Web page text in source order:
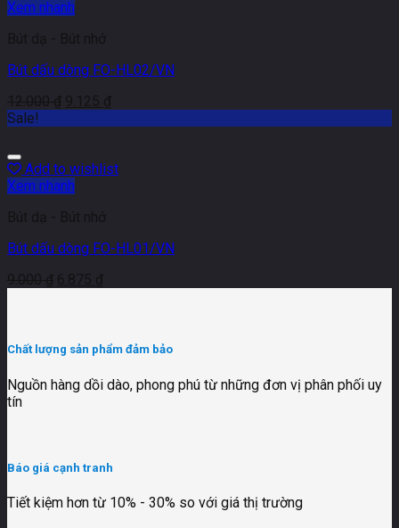
Xem nhanh
Bút dạ - Bút nhớ
Bút dấu dòng FO-HL02/VN
12.000₫ 9.125 ₫
Sale!
Add to wishlist
Xem nhanh
Bút dạ - Bút nhớ
Bút dấu dòng FO-HL01/VN
9.000₫ 6.875 ₫
Chất lượng sản phẩm đảm bảo
Nguồn hàng dồi dào, phong phú từ những đơn vị phân phối uy
tín
Báo giá cạnh tranh
Tiết kiệm hơn từ 10% - 30% so với giá thị trường